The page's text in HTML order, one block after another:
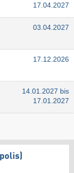
17.04.2027
03.04.2027
17.12.2026
14.01.2027 bis
17.01.2027